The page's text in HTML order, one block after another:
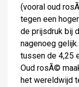
(vooral oud
tegen een
de prijsdruk bij
nagenoeg
tussen de 4,25
Oud rosÃ©
het wereldwijd